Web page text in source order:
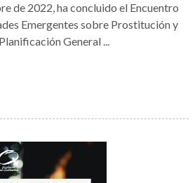
de 2022, ha concluido el Encuentro
Emergentes sobre Prostitución y
General ...